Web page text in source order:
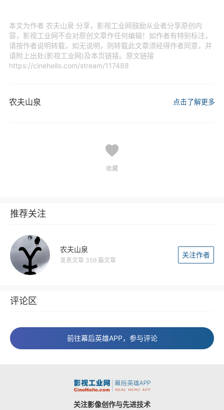
本文为作者 农夫山泉 分享，影视工业网鼓励从业者分享原创内
容，影视工业网不会对原创文章作任何编辑！如作者有特别标注，
请按作者说明转载，如无说明，则转载此文章须经得作者同意，并
请附上出处(影视工业网)及本页链接。原文链接
https://cinehello.com/stream/117488
农夫山泉 点击了解更多
收藏
推荐关注
农夫山泉
发表文章 359 篇文章
关注作者
评论区
前往幕后英雄APP，参与评论
关注影像创作与先进技术